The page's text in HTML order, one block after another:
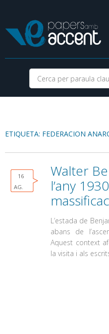
ETIQUETA: FEDERACION
16
AG.
Walter
l’any
L’estada de
abans de
Aquest context
la visita i als